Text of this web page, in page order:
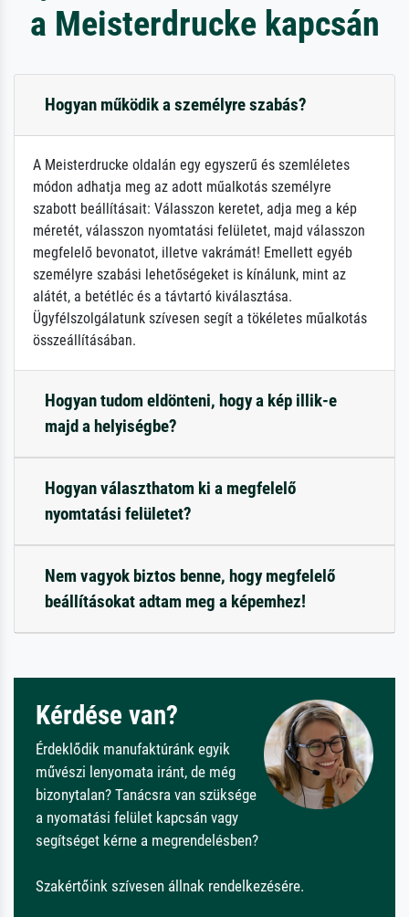
a Meisterdrucke kapcsán
Hogyan működik a személyre szabás?
A Meisterdrucke oldalán egy egyszerű és szemléletes
módon adhatja meg az adott műalkotás személyre
szabott beállításait: Válasszon keretet, adja meg a kép
méretét, válasszon nyomtatási felületet, majd válasszon
megfelelő bevonatot, illetve vakrámát! Emellett egyéb
személyre szabási lehetőségeket is kínálunk, mint az
alátét, a betétléc és a távtartó kiválasztása.
Ügyfélszolgálatunk szívesen segít a tökéletes műalkotás
összeállításában.
Hogyan tudom eldönteni, hogy a kép illik-e
majd a helyiségbe?
Hogyan választhatom ki a megfelelő
nyomtatási felületet?
Nem vagyok biztos benne, hogy megfelelő
beállításokat adtam meg a képemhez!
Kérdése van?
Érdeklődik manufaktúránk egyik
művészi lenyomata iránt, de még
bizonytalan? Tanácsra van szüksége
a nyomatási felület kapcsán vagy
segítséget kérne a megrendelésben?
Szakértőink szívesen állnak rendelkezésére.